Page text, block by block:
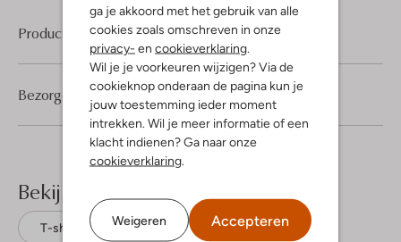
ga je akkoord met het gebruik van alle
cookies zoals omschreven in onze
privacy- en cookieverklaring.
Wil je je voorkeuren wijzigen? Via de
cookieknop onderaan de pagina kun je
jouw toestemming ieder moment
intrekken. Wil je meer informatie of een
klacht indienen? Ga naar onze
cookieverklaring.
Weigeren Accepteren
Product informatie
Bezorgen & retourneren
Bekijk meer
T-shirts Rough Studios Katoen